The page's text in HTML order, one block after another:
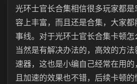
光环士官长合集相信很多玩家都
容上丰富，而且还是合集，大家
事线。对于光环士官长合集卡顿
当然是有解决办法的，高效的方
速器，这也是小编自己经常在用
且加速的效果也不错，后续卡顿的